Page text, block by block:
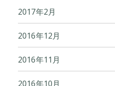
2017年2月
2016年12月
2016年11月
2016年10月